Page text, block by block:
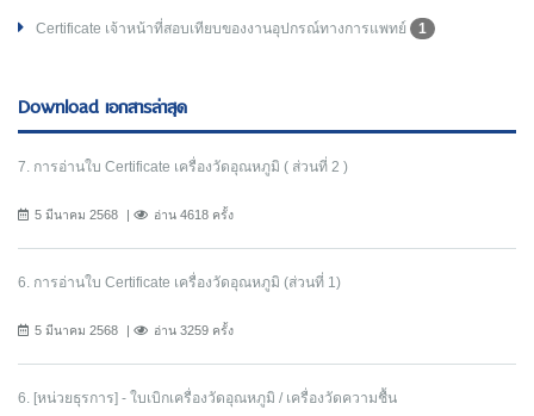
Certificate เจ้าหน้าที่สอบเทียบของงานอุปกรณ์ทางการแพทย์ 1
Download เอกสารล่าสุด
7. การอ่านใบ Certificate เครื่องวัดอุณหภูมิ ( ส่วนที่ 2 )
5 มีนาคม 2568 อ่าน 4618 ครั้ง
6. การอ่านใบ Certificate เครื่องวัดอุณหภูมิ (ส่วนที่ 1)
5 มีนาคม 2568 อ่าน 3259 ครั้ง
6. [หน่วยธุรการ] - ใบเบิกเครื่องวัดอุณหภูมิ / เครื่องวัดความชื้น